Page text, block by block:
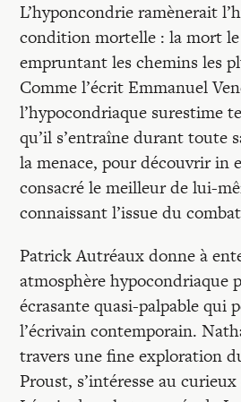
L’hyponcondrie ramènerait
condition mortelle : la mort
empruntant les chemins les
Comme l’écrit Emmanuel
l’hypocondriaque surestime
qu’il s’entraîne durant toute
la menace, pour découvrir in
consacré le meilleur de lui-
connaissant l’issue du
Patrick Autréaux donne à
atmosphère hypocondriaque
écrasante quasi-palpable qui
l’écrivain contemporain.
travers une fine exploration
Proust, s’intéresse au